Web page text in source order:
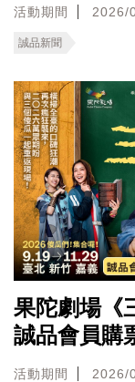
活動期間 2026/
誠品新聞
果陀劇場《
誠品會員購
活動期間 2026/